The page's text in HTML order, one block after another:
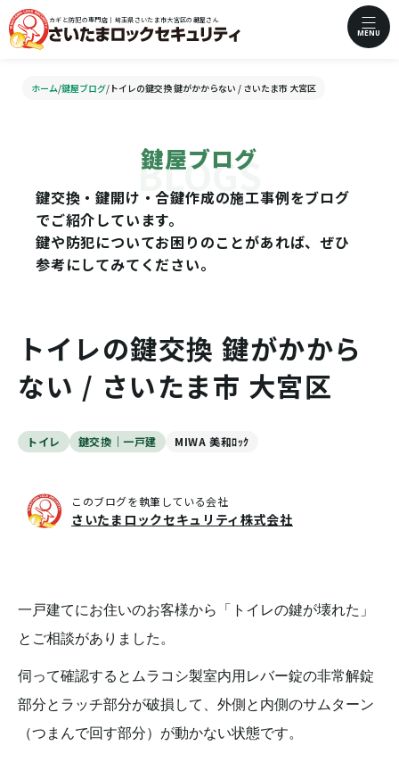
カギと防犯の専門店｜埼玉県さいたま市大宮区の鍵屋さん
MENU
ホーム/鍵屋ブログ/ トイレの鍵交換 鍵がかからない / さいたま市 大宮区
鍵屋ブログ
鍵交換・鍵開け・合鍵作成の施工事例をブログ
でご紹介しています。
鍵や防犯についてお困りのことがあれば、ぜひ
参考にしてみてください。
トイレの鍵交換 鍵がかから
ない / さいたま市 大宮区
トイレ 鍵交換｜一戸建 MIWA 美和ﾛｯｸ
このブログを執筆している会社
さいたまロックセキュリティ株式会社
一戸建てにお住いのお客様から「トイレの鍵が壊れた」
とご相談がありました。
伺って確認するとムラコシ製室内用レバー錠の非常解錠
部分とラッチ部分が破損して、外側と内側のサムターン
（つまんで回す部分）が動かない状態です。